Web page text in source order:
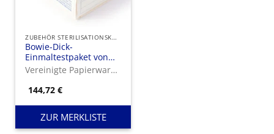
ZUBEHÖR STERILISATIONSKONTROLLE
Bowie-Dick-
Einmaltestpaket von
stericlin
Vereinigte Papierwarenfabriken GmbH
144,72€
ZUR MERKLISTE